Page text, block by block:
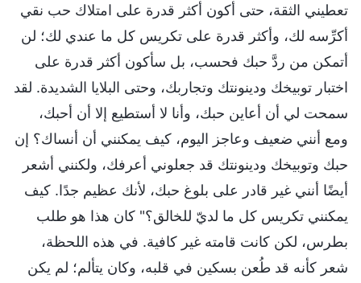
تعطيني الثقة، حتى أكون أكثر قدرة على امتلاك حب نقي
أكرِّسه لك، وأكثر قدرة على تكريس كل ما عندي لك؛ لن
أتمكن من ردَّ حبك فحسب، بل سأكون أكثر قدرة على
اختبار توبيخك ودينونتك وتجاربك، وحتى البلايا الشديدة. لقد
سمحت لي أن أعاين حبك، وأنا لا أستطيع إلا أن أحبك،
ومع أنني ضعيف وعاجز اليوم، كيف يمكنني أن أنساك؟ إن
حبك وتوبيخك ودينونتك قد جعلوني أعرفك، ولكنني أشعر
أيضًا أنني غير قادر على بلوغ حبك، لأنك عظيم جدًا. كيف
يمكنني تكريس كل ما لديّ للخالق؟" كان هذا هو طلب
بطرس، لكن كانت قامته غير كافية. في هذه اللحظة،
شعر كأنه قد طُعن بسكين في قلبه، وكان يتألم؛ لم يكن